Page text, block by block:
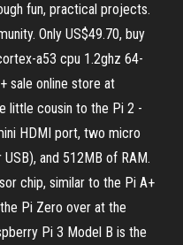
fun, practical projects.
Only US$49.70, buy
a53 cpu 1.2ghz 64-
sale online store at
little cousin to the Pi 2 -
HDMI port, two micro
and 512MB of RAM.
chip, similar to the Pi A+
Pi Zero over at the
Pi 3 Model B is the